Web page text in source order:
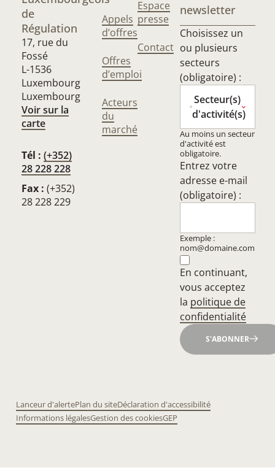
de
Régulation
17, rue du
Fossé
L-1536
Luxembourg
Luxembourg
Voir sur la
carte
Tél : (+352)
28 228 228
Fax : (+352)
28 228 229
Appels
d’offres
Offres
d’emploi
Acteurs
du
marché
Espace
presse
Contact
newsletter
Choisissez un
ou plusieurs
secteurs
(obligatoire) :
Secteur(s)
d'activité(s)
Au moins un secteur
d'activité est
obligatoire.
Entrez votre
adresse e-mail
(obligatoire) :
Exemple :
nom@domaine.com
En continuant,
vous acceptez
la politique de
confidentialité
S'ABONNER
Lanceur d'alertePlan du siteDéclaration d'accessibilité
Informations légalesGestion des cookiesGEP